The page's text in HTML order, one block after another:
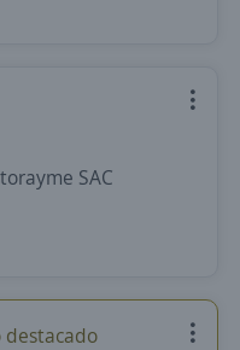
SAC
destacado